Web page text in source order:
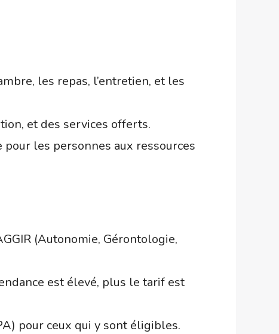
les repas, l’entretien, et les
et des services offerts.
les personnes aux ressources
(Autonomie, Gérontologie,
est élevé, plus le tarif est
pour ceux qui y sont éligibles.